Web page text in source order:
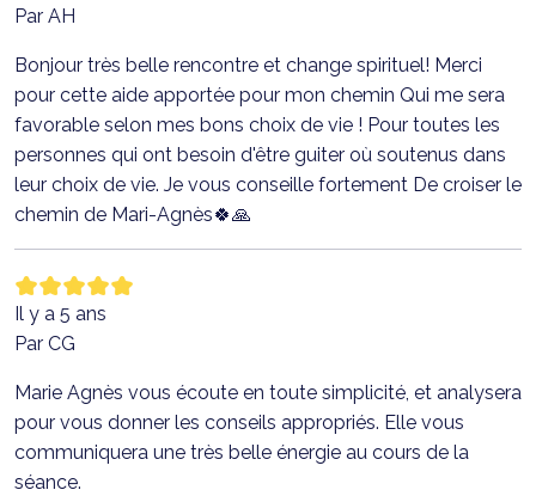
Par AH
Bonjour très belle rencontre et change spirituel! Merci
pour cette aide apportée pour mon chemin Qui me sera
favorable selon mes bons choix de vie ! Pour toutes les
personnes qui ont besoin d'être guiter où soutenus dans
leur choix de vie. Je vous conseille fortement De croiser le
chemin de Mari-Agnès🍀🙏
Il y a 5 ans
Par CG
Marie Agnès vous écoute en toute simplicité, et analysera
pour vous donner les conseils appropriés. Elle vous
communiquera une très belle énergie au cours de la
séance.